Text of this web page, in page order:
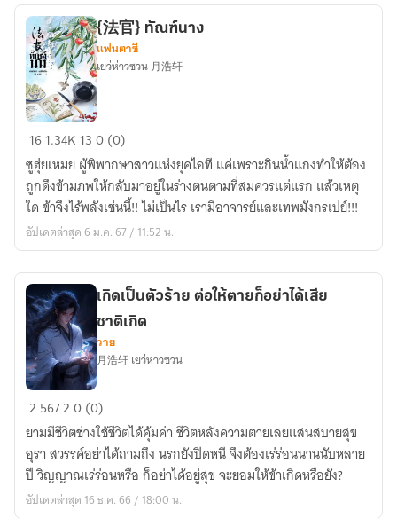
{法
官}
ทัณฑ์
นาง
{法官} ทัณฑ์นาง
แฟนตาซี
เยว่ห่าวซวน 月浩轩
161.34K 130 (0)
ซูฮุ่ยเหมย ผู้พิพากษาสาวแห่งยุคไอที แค่เพราะกินน้ำแกงทำให้ต้อง
ถูกดึงข้ามภพให้กลับมาอยู่ในร่างตนตามที่สมควรแต่แรก แล้วเหตุ
ใด ข้าจึงไร้พลังเช่นนี้!! ไม่เป็นไร เรามีอาจารย์และเทพมังกรเปย์!!!
อัปเดตล่าสุด 6 ม.ค. 67 / 11:52 น.
เกิด
เป็น
ตัว
ร้าย
ต่อ
ให้
เกิดเป็นตัวร้าย ต่อให้ตายก็อย่าได้เสีย
ชาติเกิด
วาย
月浩轩 เยว่ห่าวซวน
2 56720 (0)
ยามมีชีวิตช่างใช้ชีวิตได้คุ้มค่า ชีวิตหลังความตายเลยแสนสบายสุข
อุรา สวรรค์อย่าได้ถามถึง นรกยังปิดหนี จึงต้องเร่ร่อนนานนับหลาย
ปี วิญญาณเร่ร่อนหรือ ก็อย่าได้อยู่สุข จะยอมให้ข้าเกิดหรือยัง?
อัปเดตล่าสุด 16 ธ.ค. 66 / 18:00 น.